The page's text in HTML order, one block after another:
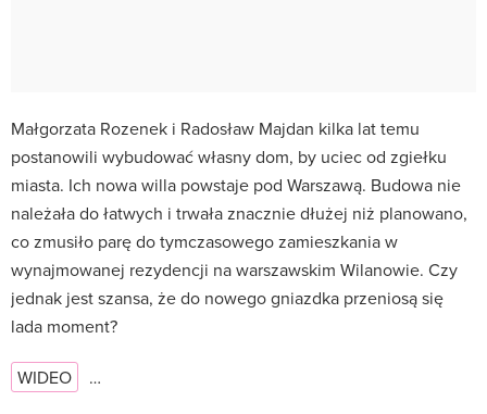
Małgorzata Rozenek i Radosław Majdan kilka lat temu
postanowili wybudować własny dom, by uciec od zgiełku
miasta. Ich nowa willa powstaje pod Warszawą. Budowa nie
należała do łatwych i trwała znacznie dłużej niż planowano,
co zmusiło parę do tymczasowego zamieszkania w
wynajmowanej rezydencji na warszawskim Wilanowie. Czy
jednak jest szansa, że do nowego gniazdka przeniosą się
lada moment?
WIDEO …